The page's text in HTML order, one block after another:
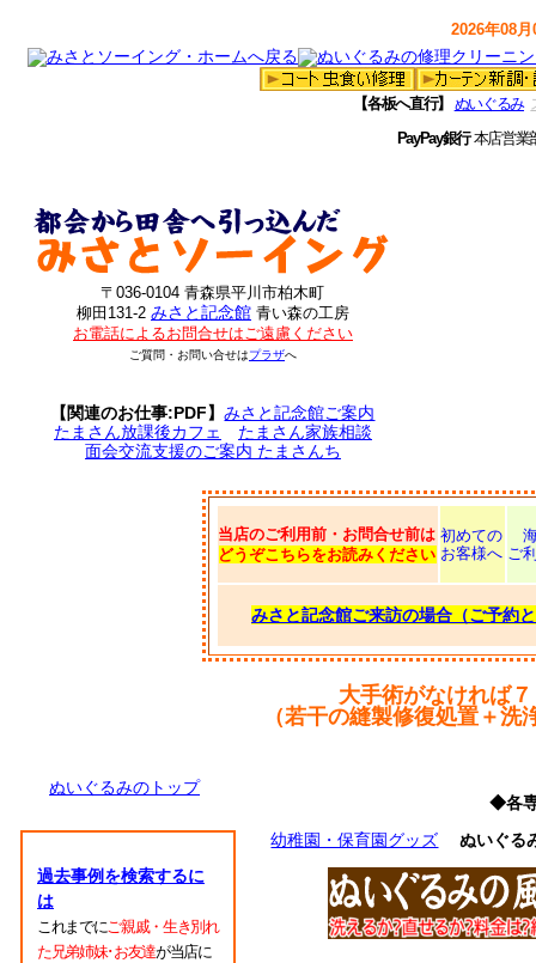
2026年08
【各板へ直行】 ぬいぐるみ
PayPay銀行本店営
〒036-0104 青森県平川市柏木町
柳田131-2 みさと記念館 青い森の工房
お電話によるお問合せはご遠慮ください
ご質問・お問い合せはプラザへ
【関連のお仕事:PDF】みさと記念館ご案内
たまさん放課後カフェ
たまさん家族相談
面会交流支援のご案内 たまさんち
当店のご利用前・お問合せ前は
どうぞこちらをお読みください
初めての
お客様へ ご
みさと記念館ご来訪の場合（ご予約
大手術がなければ
（若干の縫製修復処置＋
ぬいぐるみのトップ
過去事例を検索するに
は
これまでにご親戚・生き別れ
た兄弟姉妹･お友達が当店に
◆各
幼稚園・保育園グッズ
ぬいぐる